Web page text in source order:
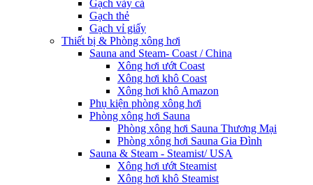
Gạch vảy cá
Gạch thẻ
Gạch vỉ giấy
Thiết bị & Phòng xông hơi
Sauna and Steam- Coast / China
Xông hơi ướt Coast
Xông hơi khô Coast
Xông hơi khô Amazon
Phụ kiện phòng xông hơi
Phòng xông hơi Sauna
Phòng xông hơi Sauna Thương Mại
Phòng xông hơi Sauna Gia Đình
Sauna & Steam - Steamist/ USA
Xông hơi ướt Steamist
Xông hơi khô Steamist